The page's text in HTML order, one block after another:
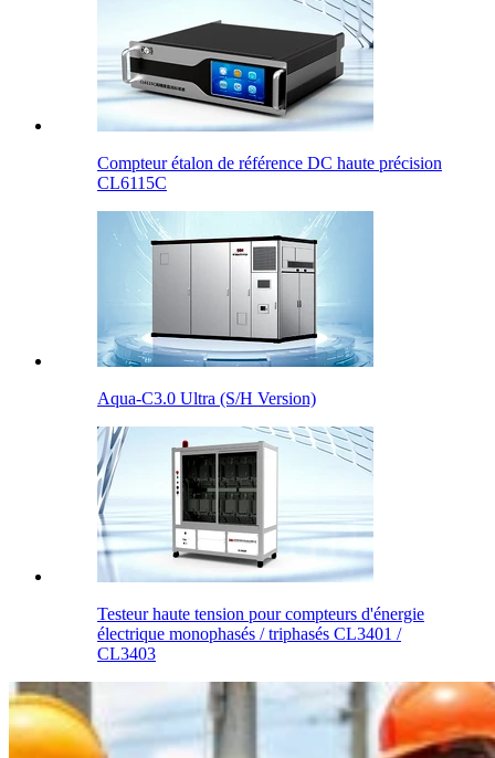
Compteur étalon de référence DC haute précision
CL6115C
Aqua-C3.0 Ultra (S/H Version)
Testeur haute tension pour compteurs d'énergie
électrique monophasés / triphasés CL3401 /
CL3403